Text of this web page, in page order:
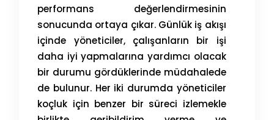
performans değerlendirmesinin
sonucunda ortaya çıkar. Günlük iş akışı
içinde yöneticiler, çalışanların bir işi
daha iyi yapmalarına yardımcı olacak
bir durumu gördüklerinde müdahalede
de bulunur. Her iki durumda yöneticiler
koçluk için benzer bir süreci izlemekle